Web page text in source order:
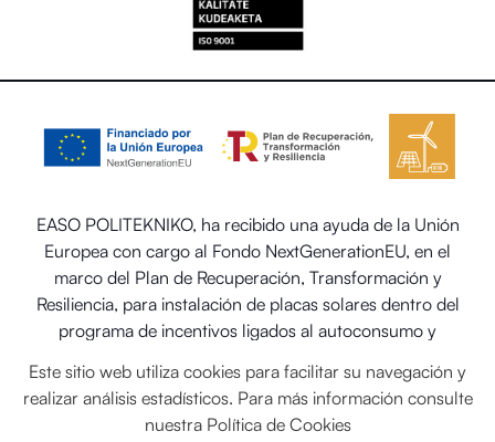
EASO POLITEKNIKO, ha recibido una ayuda de la Unión
Europea con cargo al Fondo NextGenerationEU, en el
marco del Plan de Recuperación, Transformación y
Resiliencia, para instalación de placas solares dentro del
programa de incentivos ligados al autoconsumo y
como la implantación de sistemas térmicos renovables en
el sector residencial del Ministerio para la Transición
Ecológica y el Reto Demográfico.
Este sitio web utiliza cookies para facilitar su navegación y
realizar análisis estadísticos. Para más información consulte
nuestra Política de Cookies